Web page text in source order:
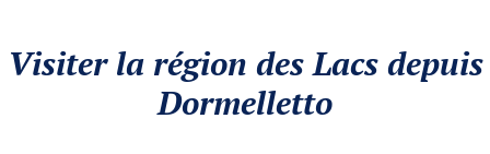
Visiter la région des Lacs depuis
Dormelletto